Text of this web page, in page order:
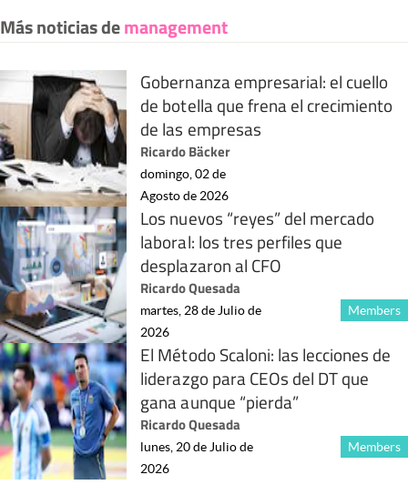
Más noticias demanagement
Gobernanza empresarial: el cuello
de botella que frena el crecimiento
de las empresas
Ricardo Bäcker
domingo, 02 de
Agosto de 2026
Los nuevos “reyes” del mercado
laboral: los tres perfiles que
desplazaron al CFO
Ricardo Quesada
Members
martes, 28 de Julio de
2026
El Método Scaloni: las lecciones de
liderazgo para CEOs del DT que
gana aunque “pierda”
Ricardo Quesada
Members
lunes, 20 de Julio de
2026